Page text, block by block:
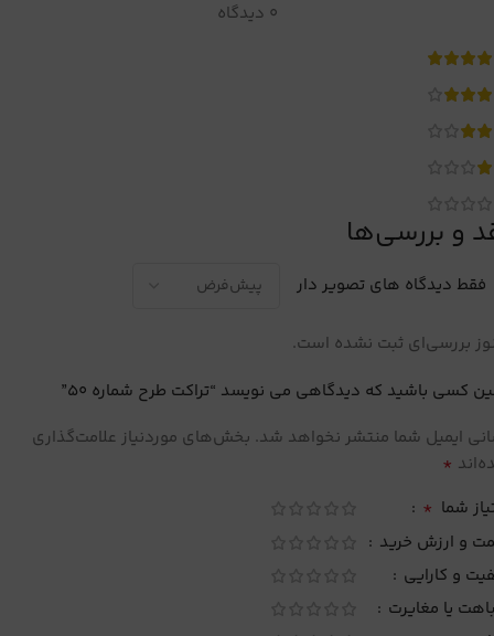
0 دیدگاه
و بررسی‌ها
فقط دیدگاه های تصویر دار
بررسی‌ای ثبت نشده است.
کسی باشید که دیدگاهی می نویسد “تراکت طرح شماره 50”
ایمیل شما منتشر نخواهد شد. بخش‌های موردنیاز علامت‌گذاری
*
شما *
و ارزش خرید
و کارایی
یا مغایرت